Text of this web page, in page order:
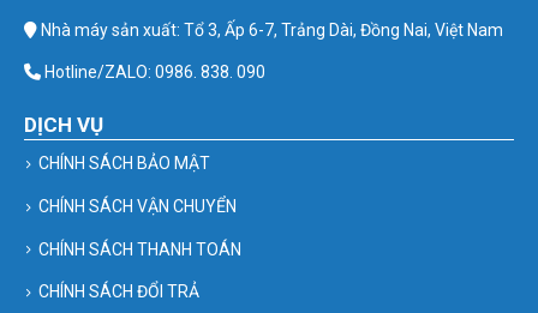
Nhà máy sản xuất: Tổ 3, Ấp 6-7, Trảng Dài, Đồng Nai, Việt Nam
Hotline/ZALO: 0986. 838. 090
DỊCH VỤ
CHÍNH SÁCH BẢO MẬT
CHÍNH SÁCH VẬN CHUYỂN
CHÍNH SÁCH THANH TOÁN
CHÍNH SÁCH ĐỔI TRẢ